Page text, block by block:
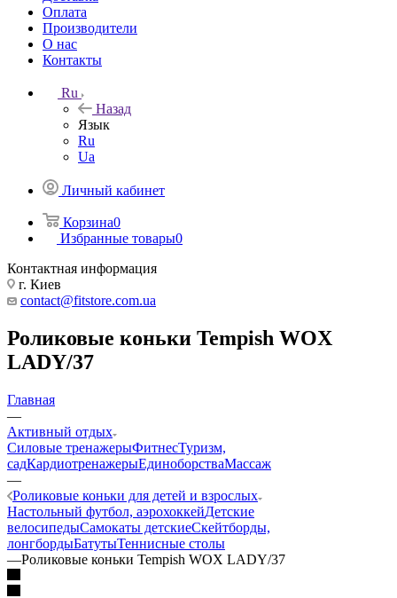
Оплата
Производители
О нас
Контакты
Ru
Назад
Язык
Ru
Ua
Личный кабинет
Корзина0
Избранные товары0
Контактная информация
г. Киев
contact@fitstore.com.ua
Роликовые коньки Tempish WOX
LADY/37
Главная
—
Активный отдых
Силовые тренажерыФитнесТуризм,
садКардиотренажерыЕдиноборстваМассаж
—
Роликовые коньки для детей и взрослых
Настольный футбол, аэрохоккейДетские
велосипедыСамокаты детскиеСкейтборды,
лонгбордыБатутыТеннисные столы
—Роликовые коньки Tempish WOX LADY/37